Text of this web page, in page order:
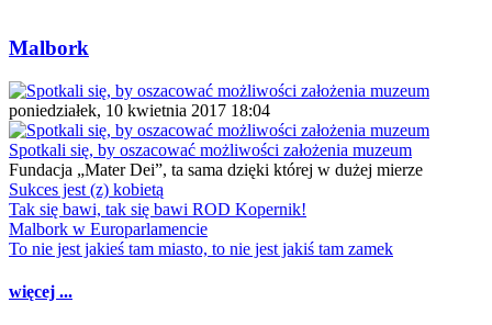
Malbork
poniedziałek, 10 kwietnia 2017 18:04
Spotkali się, by oszacować możliwości założenia muzeum
Fundacja „Mater Dei”, ta sama dzięki której w dużej mierze
Sukces jest (z) kobietą
Tak się bawi, tak się bawi ROD Kopernik!
Malbork w Europarlamencie
To nie jest jakieś tam miasto, to nie jest jakiś tam zamek
więcej ...